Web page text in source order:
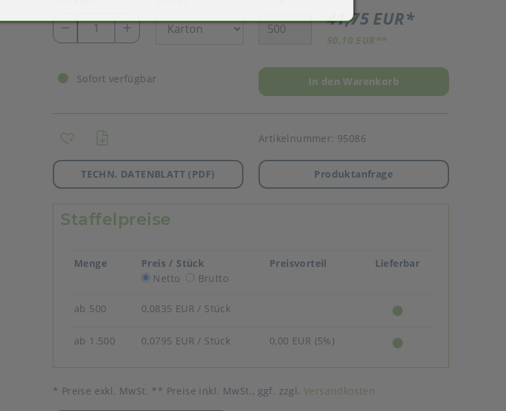
41,75 EUR*
50,10 EUR **
Sofort verfügbar In den Warenkorb
Artikelnummer: 95086
TECHN. DATENBLATT (PDF) Produktanfrage
Staffelpreise
Menge
Preis / Stück
Netto
Brutto
Preisvorteil Lieferbar
ab 500 0,0835 EUR / Stück
ab 1.500 0,0795 EUR / Stück 0,00 EUR (5%)
* Preise exkl. MwSt. ** Preise inkl. MwSt., ggf. zzgl. Versandkosten